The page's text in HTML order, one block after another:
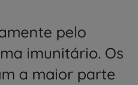
pelo
imunitário. Os
a maior parte